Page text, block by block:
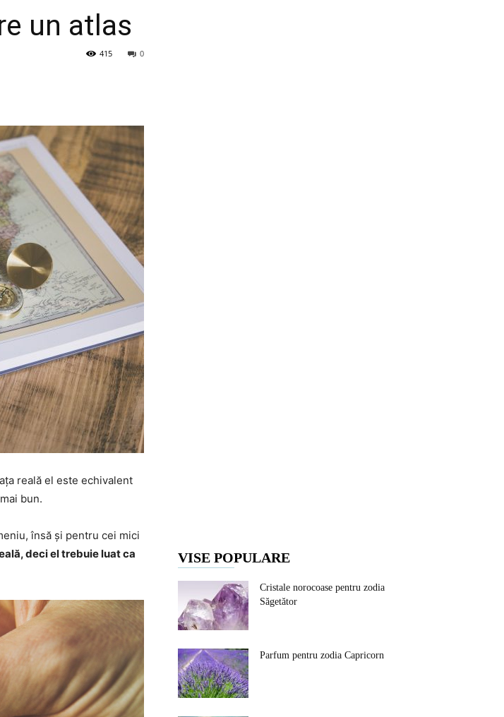
un atlas
0
415
reală el este echivalent
bun.
însă și pentru cei mici
deci el trebuie luat ca
VISE POPULARE
Cristale norocoase pentru zodia
Săgetător
Parfum pentru zodia Capricorn